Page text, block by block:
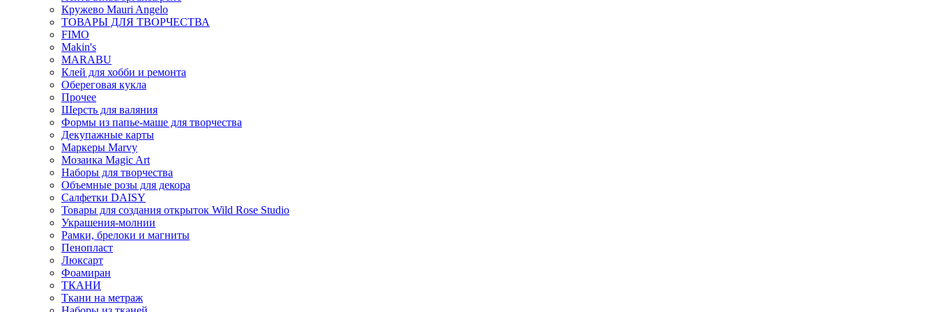
Кружево Mauri Angelo
ТОВАРЫ ДЛЯ ТВОРЧЕСТВА
FIMO
Makin's
MARABU
Клей для хобби и ремонта
Обереговая кукла
Прочее
Шерсть для валяния
Формы из папье-маше для творчества
Декупажные карты
Маркеры Marvy
Мозаика Magic Art
Наборы для творчества
Объемные розы для декора
Салфетки DAISY
Товары для создания открыток Wild Rose Studio
Украшения-молнии
Рамки, брелоки и магниты
Пенопласт
Люксарт
Фоамиран
ТКАНИ
Ткани на метраж